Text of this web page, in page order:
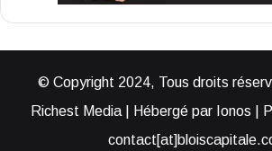
© Copyright 2024, Tous droits
Richest Media | Hébergé par Ionos |